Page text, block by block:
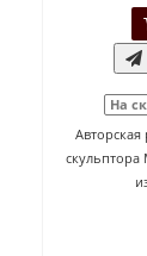
На
Авторская
скульптора